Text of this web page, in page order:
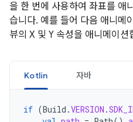
을 한 번에 사용하여 좌표를 애
습니다. 예를 들어 다음 애니메
뷰의 X 및 Y 속성을 애니메이션
Kotlin 자바
if (Build .VERSION .